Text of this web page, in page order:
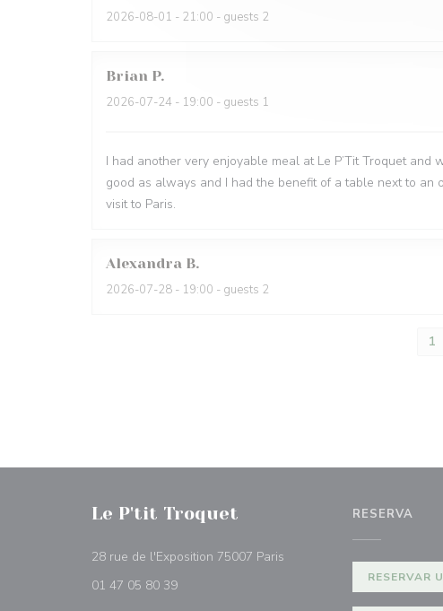
2026-08-01 - 21:00 - guests 2
Brian P
2026-07-24 - 19:00 - guests 1
I had another very enjoyable meal at Le P’Tit Troquet
good as always and I had the benefit of a table next to
visit to Paris.
Alexandra B
2026-07-28 - 19:00 - guests 2
1
Le P'tit Troquet
28 rue de l'Exposition 75007 Paris
01 47 05 80 39
RESERVA
RESERVAR